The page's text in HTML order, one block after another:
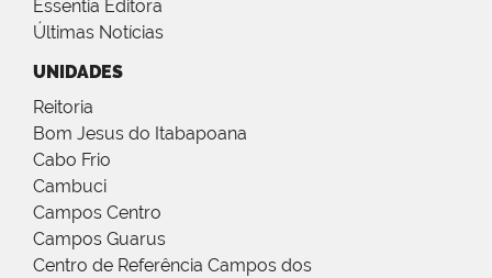
Essentia Editora
Últimas Notícias
UNIDADES
Reitoria
Bom Jesus do Itabapoana
Cabo Frio
Cambuci
Campos Centro
Campos Guarus
Centro de Referência Campos dos